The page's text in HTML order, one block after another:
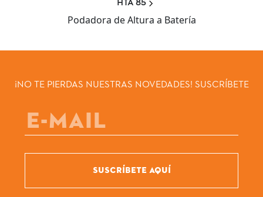
Podadora de Altura a Batería
¡NO TE PIERDAS NUESTRAS NOVEDADES! SUSCRÍBETE
SUSCRÍBETE AQUÍ